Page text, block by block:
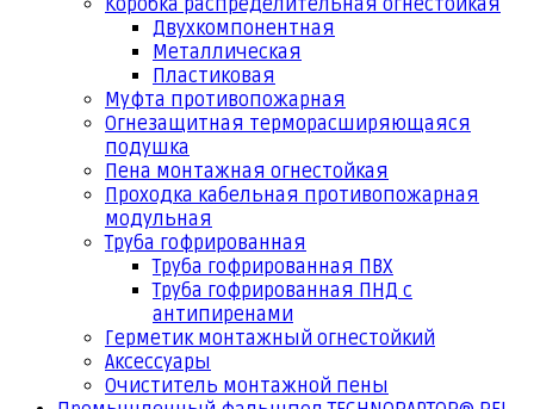
Коробка распределительная огнестойкая
Двухкомпонентная
Металлическая
Пластиковая
Муфта противопожарная
Огнезащитная терморасширяющаяся
подушка
Пена монтажная огнестойкая
Проходка кабельная противопожарная
модульная
Труба гофрированная
Труба гофрированная ПВХ
Труба гофрированная ПНД с
антипиренами
Герметик монтажный огнестойкий
Аксессуары
Очиститель монтажной пены